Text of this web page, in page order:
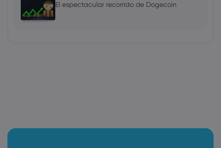
El espectacular recorrido de Dogecoin